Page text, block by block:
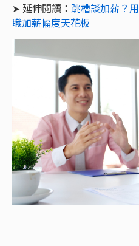
➤ 延伸閱讀： 跳槽談加薪？
職加薪幅度天花板